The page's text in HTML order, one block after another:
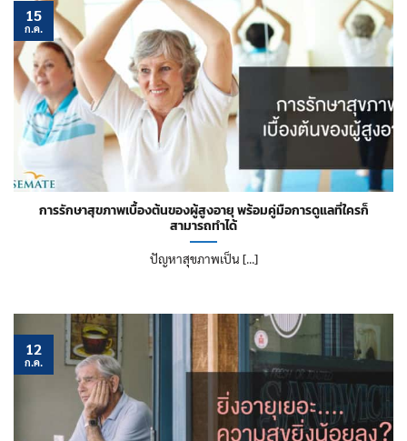
การรักษาสุขภาพเบื้องต้นของผู้สูงอายุ พร้อมคู่มือการดูแลที่ใครก็
สามารถทำได้
ปัญหาสุขภาพเป็น [...]
15
ก.ค.
12
ก.ค.